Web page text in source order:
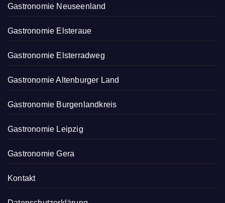
Gastronomie Neuseenland
Gastronomie Elsteraue
Gastronomie Elsterradweg
Gastronomie Altenburger Land
Gastronomie Burgenlandkreis
Gastronomie Leipzig
Gastronomie Gera
Kontakt